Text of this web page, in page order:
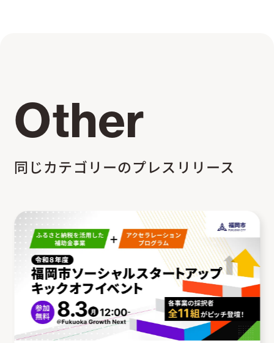
Other
同じカテゴリーのプレスリリース